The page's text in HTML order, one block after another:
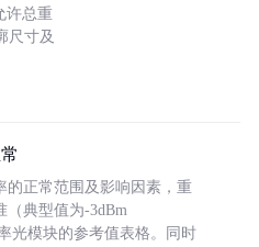
许总重
尺寸及
的正常范围及影响因素，重
（典型值为-3dBm
光模块的参考值表格。同时